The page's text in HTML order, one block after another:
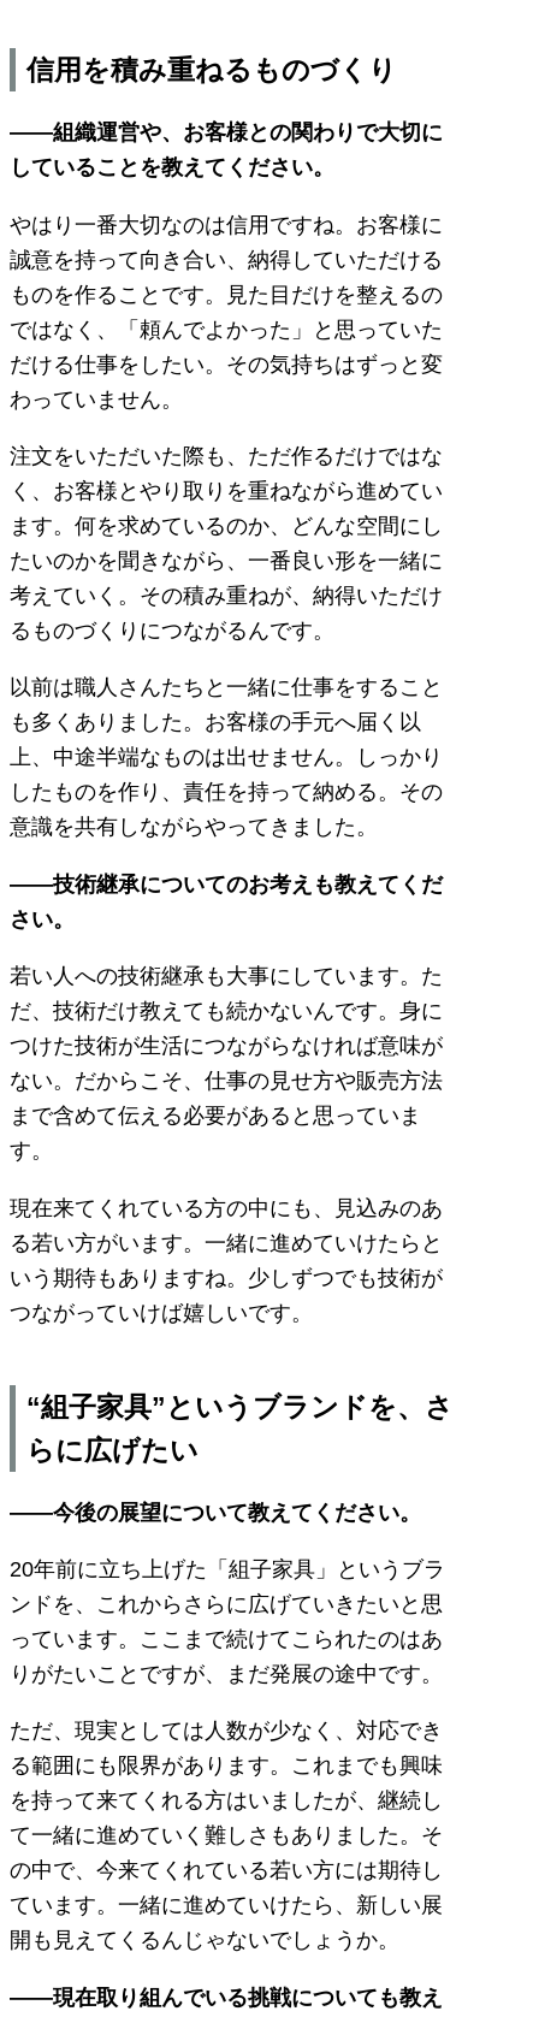
信用を積み重ねるものづくり
――組織運営や、お客様との関わりで大切に
していることを教えてください。
やはり一番大切なのは信用ですね。お客様に
誠意を持って向き合い、納得していただける
ものを作ることです。見た目だけを整えるの
ではなく、「頼んでよかった」と思っていた
だける仕事をしたい。その気持ちはずっと変
わっていません。
注文をいただいた際も、ただ作るだけではな
く、お客様とやり取りを重ねながら進めてい
ます。何を求めているのか、どんな空間にし
たいのかを聞きながら、一番良い形を一緒に
考えていく。その積み重ねが、納得いただけ
るものづくりにつながるんです。
以前は職人さんたちと一緒に仕事をすること
も多くありました。お客様の手元へ届く以
上、中途半端なものは出せません。しっかり
したものを作り、責任を持って納める。その
意識を共有しながらやってきました。
――技術継承についてのお考えも教えてくだ
さい。
若い人への技術継承も大事にしています。た
だ、技術だけ教えても続かないんです。身に
つけた技術が生活につながらなければ意味が
ない。だからこそ、仕事の見せ方や販売方法
まで含めて伝える必要があると思っていま
す。
現在来てくれている方の中にも、見込みのあ
る若い方がいます。一緒に進めていけたらと
いう期待もありますね。少しずつでも技術が
つながっていけば嬉しいです。
“組子家具”というブランドを、さ
らに広げたい
――今後の展望について教えてください。
20年前に立ち上げた「組子家具」というブラ
ンドを、これからさらに広げていきたいと思
っています。ここまで続けてこられたのはあ
りがたいことですが、まだ発展の途中です。
ただ、現実としては人数が少なく、対応でき
る範囲にも限界があります。これまでも興味
を持って来てくれる方はいましたが、継続し
て一緒に進めていく難しさもありました。そ
の中で、今来てくれている若い方には期待し
ています。一緒に進めていけたら、新しい展
開も見えてくるんじゃないでしょうか。
――現在取り組んでいる挑戦についても教え